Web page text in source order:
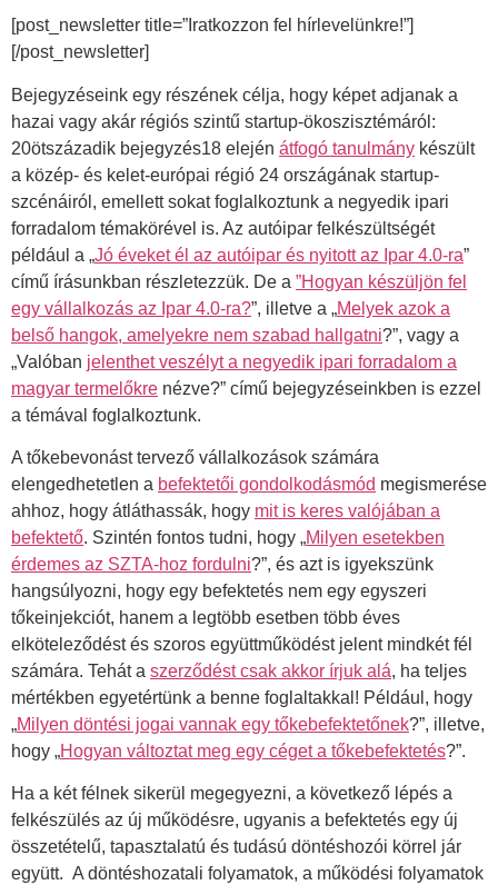
[post_newsletter title=”Iratkozzon fel hírlevelünkre!”]
[/post_newsletter]
Bejegyzéseink egy részének célja, hogy képet adjanak a
hazai vagy akár régiós szintű startup-ökoszisztémáról:
20ötszázadik bejegyzés18 elején átfogó tanulmány készült
a közép- és kelet-európai régió 24 országának startup-
szcénáiról, emellett sokat foglalkoztunk a negyedik ipari
forradalom témakörével is. Az autóipar felkészültségét
például a „Jó éveket él az autóipar és nyitott az Ipar 4.0-ra”
című írásunkban részletezzük. De a ”Hogyan készüljön fel
egy vállalkozás az Ipar 4.0-ra?”, illetve a „Melyek azok a
belső hangok, amelyekre nem szabad hallgatni?”, vagy a
„Valóban jelenthet veszélyt a negyedik ipari forradalom a
magyar termelőkre nézve?” című bejegyzéseinkben is ezzel
a témával foglalkoztunk.
A tőkebevonást tervező vállalkozások számára
elengedhetetlen a befektetői gondolkodásmód megismerése
ahhoz, hogy átláthassák, hogy mit is keres valójában a
befektető. Szintén fontos tudni, hogy „Milyen esetekben
érdemes az SZTA-hoz fordulni?”, és azt is igyekszünk
hangsúlyozni, hogy egy befektetés nem egy egyszeri
tőkeinjekciót, hanem a legtöbb esetben több éves
elköteleződést és szoros együttműködést jelent mindkét fél
számára. Tehát a szerződést csak akkor írjuk alá, ha teljes
mértékben egyetértünk a benne foglaltakkal! Például, hogy
„Milyen döntési jogai vannak egy tőkebefektetőnek?”, illetve,
hogy „Hogyan változtat meg egy céget a tőkebefektetés?”.
Ha a két félnek sikerül megegyezni, a következő lépés a
felkészülés az új működésre, ugyanis a befektetés egy új
összetételű, tapasztalatú és tudású döntéshozói körrel jár
együtt. A döntéshozatali folyamatok, a működési folyamatok